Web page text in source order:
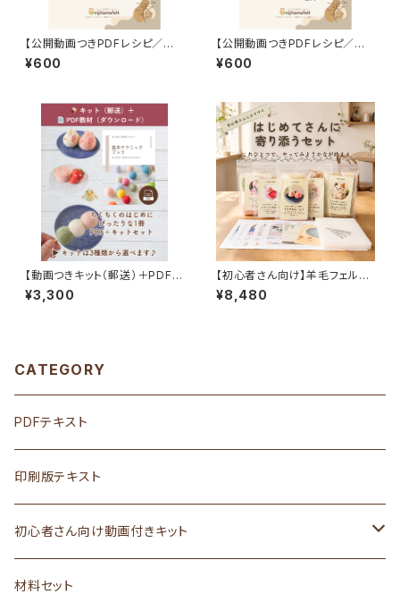
【公開動画つきPDFレシピ／ダ
ウンロード商品】もこもこ癒し系
アルパカちゃんの作り方｜動画
¥600
【公開動画つきPDFレシピ／ダ
ウンロード商品】小さなお花の
リース｜羊毛刺しゅうで彩るB5
¥600
【動画つきキット（郵送）＋PDFテ
キスト（DL）】はじめての基本ブ
ック＋選べるキットセット｜にじ
¥3,300
【初心者さん向け】羊毛フェルト
スターターセット｜5キット＋マッ
ト・ニードルつき
¥8,480
CATEGORY
PDFテキスト
印刷版テキスト
初心者さん向け動画付きキット
セット商品
材料セット